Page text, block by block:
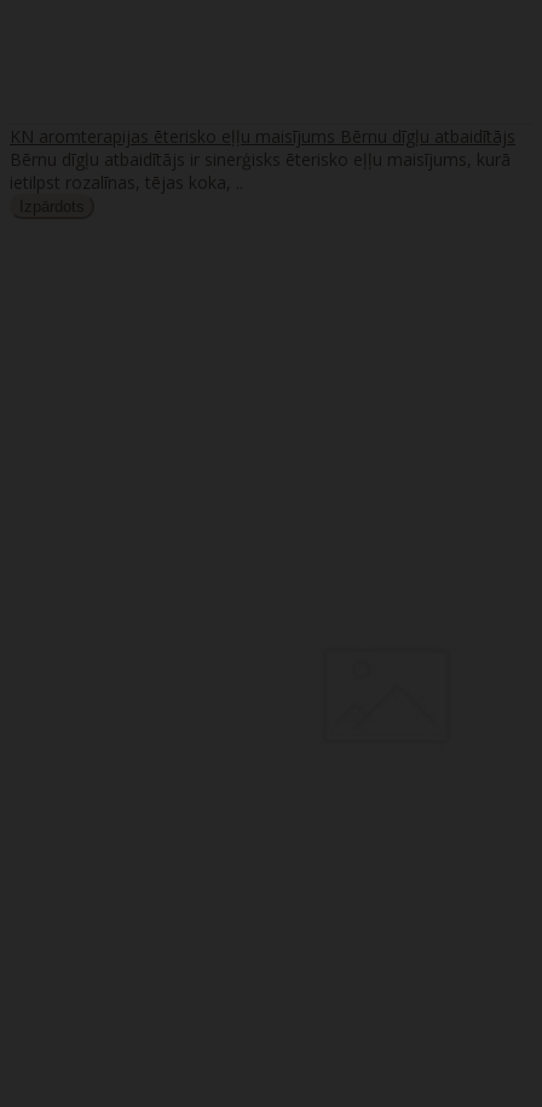
KN aromterapijas ēterisko eļļu maisījums Bērnu dīgļu atbaidītājs
Bērnu dīgļu atbaidītājs ir sinerģisks ēterisko eļļu maisījums, kurā
ietilpst rozalīnas, tējas koka, ..